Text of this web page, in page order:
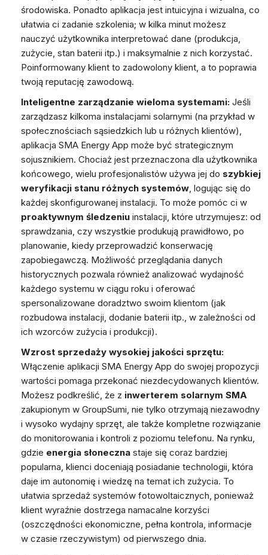
środowiska. Ponadto aplikacja jest intuicyjna i wizualna, co
ułatwia ci zadanie szkolenia; w kilka minut możesz
nauczyć użytkownika interpretować dane (produkcja,
zużycie, stan baterii itp.) i maksymalnie z nich korzystać.
Poinformowany klient to zadowolony klient, a to poprawia
twoją reputację zawodową.
Inteligentne zarządzanie wieloma systemami: Jeśli
zarządzasz kilkoma instalacjami solarnymi (na przykład w
społecznościach sąsiedzkich lub u różnych klientów),
aplikacja SMA Energy App może być strategicznym
sojusznikiem. Chociaż jest przeznaczona dla użytkownika
końcowego, wielu profesjonalistów używa jej do szybkiej
weryfikacji stanu różnych systemów, logując się do
każdej skonfigurowanej instalacji. To może pomóc ci w
proaktywnym śledzeniu instalacji, które utrzymujesz: od
sprawdzania, czy wszystkie produkują prawidłowo, po
planowanie, kiedy przeprowadzić konserwację
zapobiegawczą. Możliwość przeglądania danych
historycznych pozwala również analizować wydajność
każdego systemu w ciągu roku i oferować
spersonalizowane doradztwo swoim klientom (jak
rozbudowa instalacji, dodanie baterii itp., w zależności od
ich wzorców zużycia i produkcji).
Wzrost sprzedaży wysokiej jakości sprzętu:
Włączenie aplikacji SMA Energy App do swojej propozycji
wartości pomaga przekonać niezdecydowanych klientów.
Możesz podkreślić, że z inwerterem solarnym SMA
zakupionym w GroupSumi, nie tylko otrzymają niezawodny
i wysoko wydajny sprzęt, ale także kompletne rozwiązanie
do monitorowania i kontroli z poziomu telefonu. Na rynku,
gdzie energia słoneczna staje się coraz bardziej
popularna, klienci doceniają posiadanie technologii, która
daje im autonomię i wiedzę na temat ich zużycia. To
ułatwia sprzedaż systemów fotowoltaicznych, ponieważ
klient wyraźnie dostrzega namacalne korzyści
(oszczędności ekonomiczne, pełna kontrola, informacje
w czasie rzeczywistym) od pierwszego dnia.